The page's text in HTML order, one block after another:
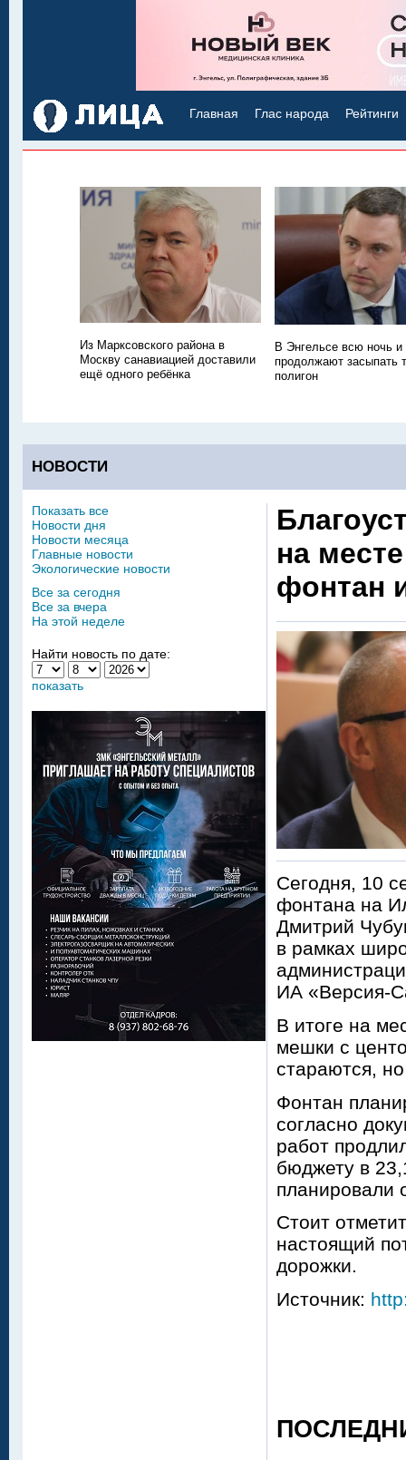
Главная Глас народа Рейтинги
Из Марксовского района в
Москву санавиацией доставили
ещё одного ребёнка
В Энгельсе всю ночь и
продолжают засыпать
полигон
НОВОСТИ
на
фонтан
Сегодня, 10
фонтана на
Дмитрий
в рамках
ИА «Версия-
В итоге на
мешки с
стараются,
Фонтан
согласно
работ
бюджету в
планировали
Стоит
настоящий
дорожки.
Источник:
Показать все
Новости дня
Новости месяца
Главные новости
Экологические новости
Все за сегодня
Все за вчера
На этой неделе
Найти новость по дате:
показать